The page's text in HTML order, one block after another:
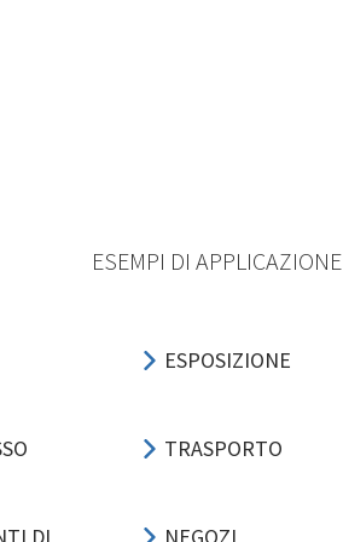
ESEMPI DI APPLICAZIONE
ESPOSIZIONE
TRASPORTO